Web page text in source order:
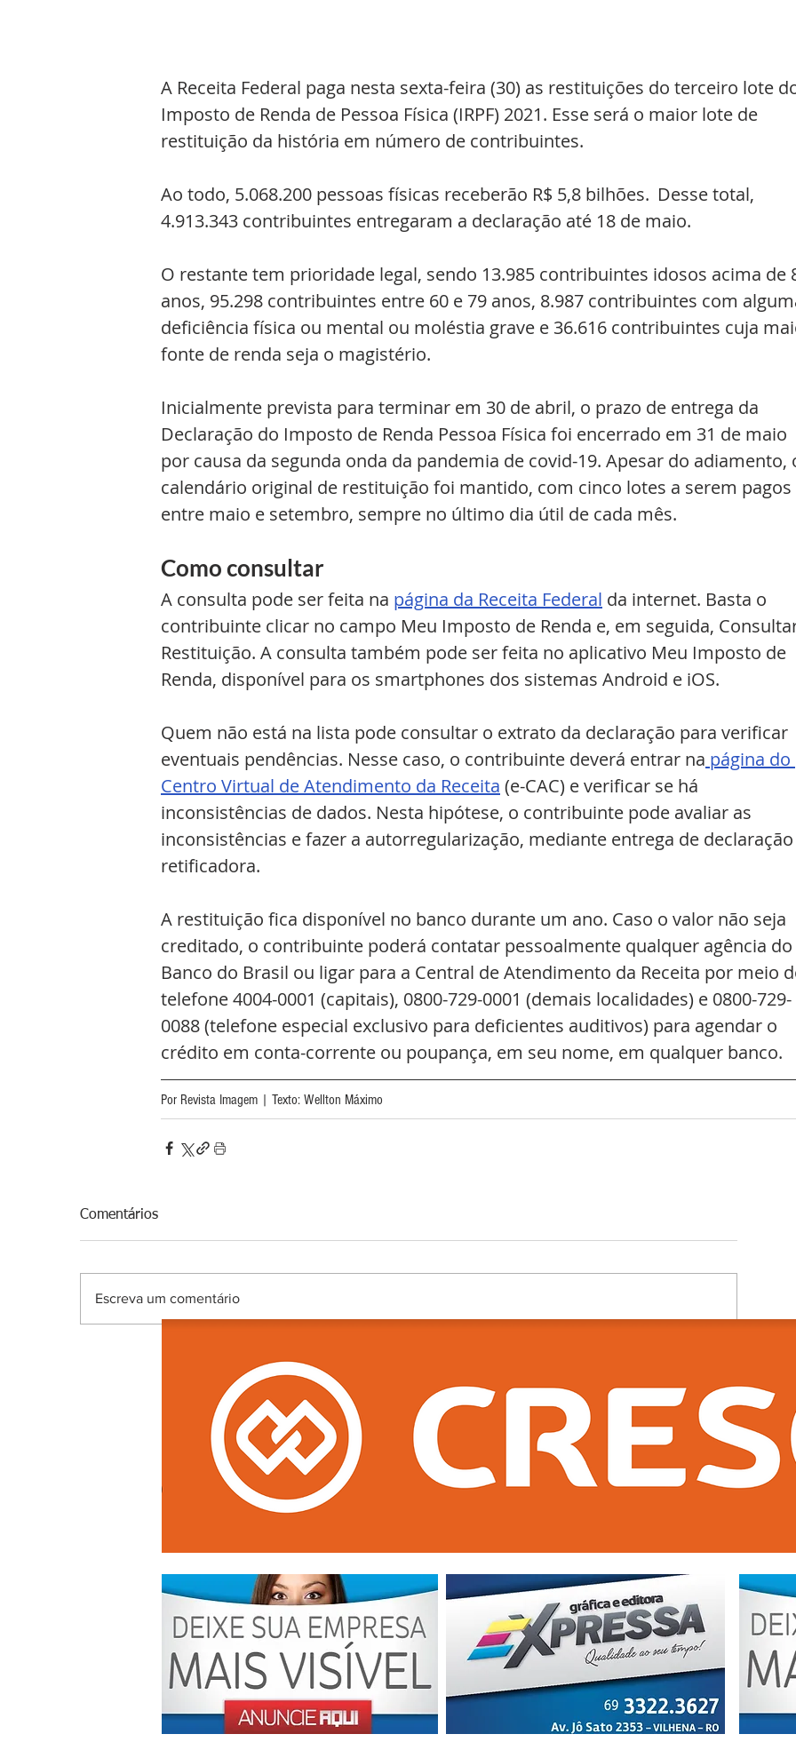
A Receita Federal paga nesta sexta-feira (30) as restituições do terceiro lote
Imposto de Renda de Pessoa Física (IRPF) 2021. Esse será o maior lote de
restituição da história em número de contribuintes.
Ao todo, 5.068.200 pessoas físicas receberão R$ 5,8 bilhões.  Desse total,
4.913.343 contribuintes entregaram a declaração até 18 de maio.
O restante tem prioridade legal, sendo 13.985 contribuintes idosos acima de
anos, 95.298 contribuintes entre 60 e 79 anos, 8.987 contribuintes com
deficiência física ou mental ou moléstia grave e 36.616 contribuintes cuja
fonte de renda seja o magistério.
Inicialmente prevista para terminar em 30 de abril, o prazo de entrega da
Declaração do Imposto de Renda Pessoa Física foi encerrado em 31 de maio
por causa da segunda onda da pandemia de covid-19. Apesar do adiamento,
calendário original de restituição foi mantido, com cinco lotes a serem pagos
entre maio e setembro, sempre no último dia útil de cada mês.
Como consultar
A consulta pode ser feita na página da Receita Federal da internet. Basta o
contribuinte clicar no campo Meu Imposto de Renda e, em seguida,
Restituição. A consulta também pode ser feita no aplicativo Meu Imposto de
Renda, disponível para os smartphones dos sistemas Android e iOS.
Quem não está na lista pode consultar o extrato da declaração para verificar
eventuais pendências. Nesse caso, o contribuinte deverá entrar na página do
Centro Virtual de Atendimento da Receita (e-CAC) e verificar se há
inconsistências de dados. Nesta hipótese, o contribuinte pode avaliar as
inconsistências e fazer a autorregularização, mediante entrega de
retificadora.
A restituição fica disponível no banco durante um ano. Caso o valor não seja
creditado, o contribuinte poderá contatar pessoalmente qualquer agência do
Banco do Brasil ou ligar para a Central de Atendimento da Receita por meio
telefone 4004-0001 (capitais), 0800-729-0001 (demais localidades) e 0800-729-
0088 (telefone especial exclusivo para deficientes auditivos) para agendar o
crédito em conta-corrente ou poupança, em seu nome, em qualquer banco.
Por Revista Imagem | Texto: Wellton Máximo
Comentários
Escreva um comentário